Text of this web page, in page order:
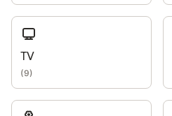
TV
(9)